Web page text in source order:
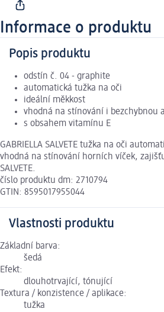
Informace o produktu
Popis produktu
odstín č. 04 - graphite
automatická tužka na oči
ideální měkkost
vhodná na stínování i bezchybnou
s obsahem vitamínu E
GABRIELLA SALVETE tužka na oči
vhodná na stínování horních víček,
SALVETE.
číslo produktu dm: 2710794
GTIN: 8595017955044
Vlastnosti produktu
Základní barva:
šedá
Efekt:
dlouhotrvající, tónující
Textura / konzistence / aplikace:
tužka